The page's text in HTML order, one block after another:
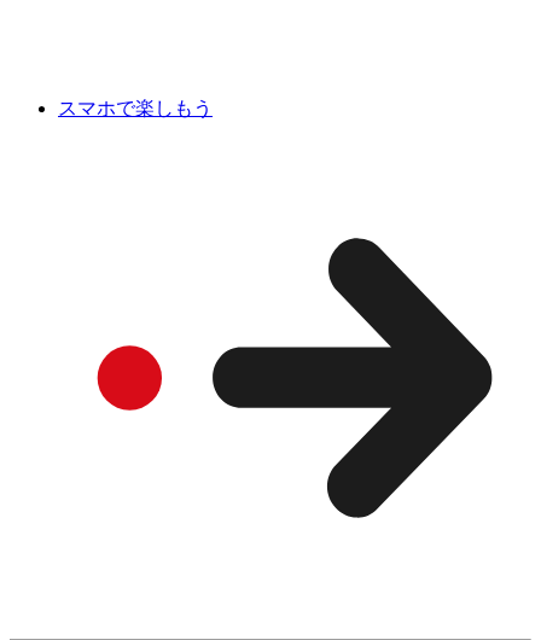
スマホで楽しもう